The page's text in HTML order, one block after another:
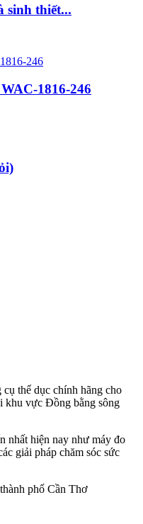
sinh thiết...
1816-246
thể dục chính hãng cho
khu vực Đồng bằng sông
nhất hiện nay như máy đo
giải pháp chăm sóc sức
phố Cần Thơ